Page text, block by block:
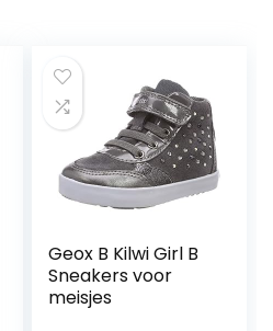
Geox B Kilwi Girl B
Sneakers voor
meisjes